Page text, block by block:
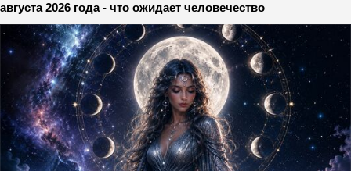
августа 2026 года - что ожидает человечество